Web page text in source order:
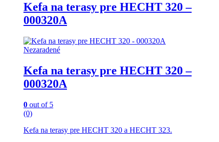
Kefa na terasy pre HECHT 320 –
000320A
Nezaradené
Kefa na terasy pre HECHT 320 –
000320A
0 out of 5
(0)
Kefa na terasy pre HECHT 320 a HECHT 323.